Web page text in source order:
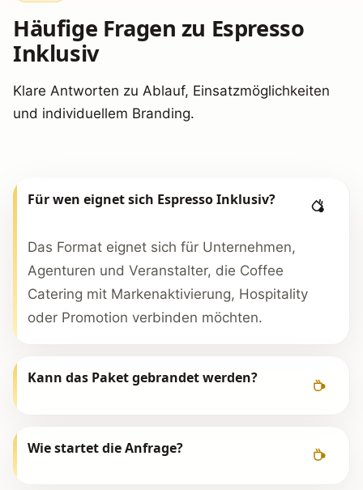
Häufige Fragen zu Espresso
Inklusiv
Klare Antworten zu Ablauf, Einsatzmöglichkeiten
und individuellem Branding.
Für wen eignet sich Espresso Inklusiv?
Das Format eignet sich für Unternehmen,
Agenturen und Veranstalter, die Coffee
Catering mit Markenaktivierung, Hospitality
oder Promotion verbinden möchten.
Kann das Paket gebrandet werden?
Wie startet die Anfrage?